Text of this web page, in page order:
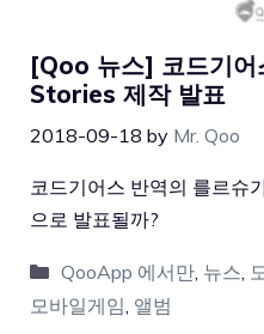
[Qoo 뉴스] 코드기
Stories 제작 발표
2018-09-18 by Mr. Qoo
코드기어스 반역의 를르슈
으로 발표될까?
QooApp 에서만, 뉴스,
모바일게임, 앨범